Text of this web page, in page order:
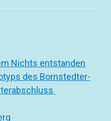
Nichts entstanden
des Bornstedter-